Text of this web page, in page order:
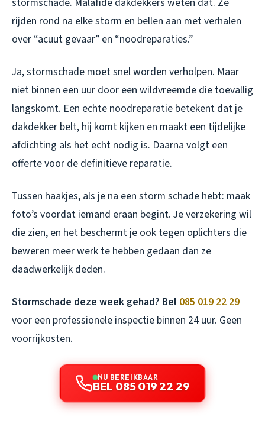
rijden rond na elke storm en bellen aan met verhalen
over “acuut gevaar” en “noodreparaties.”
Ja, stormschade moet snel worden verholpen. Maar
niet binnen een uur door een wildvreemde die toevallig
langskomt. Een echte noodreparatie betekent dat je
dakdekker belt, hij komt kijken en maakt een tijdelijke
afdichting als het echt nodig is. Daarna volgt een
offerte voor de definitieve reparatie.
Tussen haakjes, als je na een storm schade hebt: maak
foto’s voordat iemand eraan begint. Je verzekering wil
die zien, en het beschermt je ook tegen oplichters die
beweren meer werk te hebben gedaan dan ze
daadwerkelijk deden.
Stormschade deze week gehad? Bel 085 019 22 29
voor een professionele inspectie binnen 24 uur. Geen
voorrijkosten.
NU BEREIKBAAR
BEL 085 019 22 29